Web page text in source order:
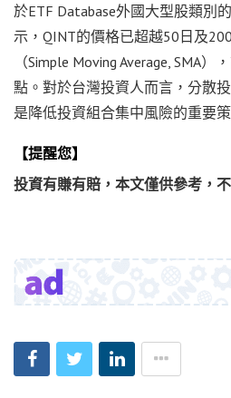
於ETF Database外國大型股類別
示，QINT的價格已超越50日及
（Simple Moving Average, SMA
點。對於台灣投資人而言，分散
是降低投資組合集中風險的重要
【提醒您】
投資有賺有賠，本文僅供參考，